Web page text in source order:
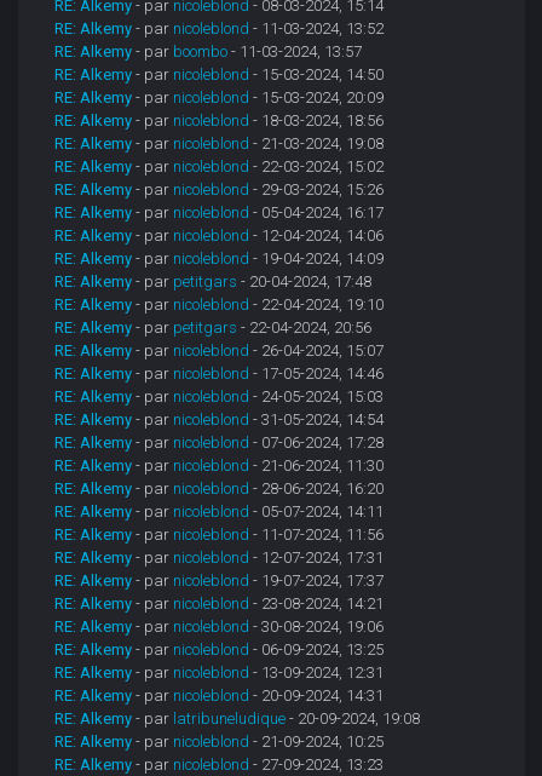
RE: Alkemy - par nicoleblond - 08-03-2024, 15:14
RE: Alkemy - par nicoleblond - 11-03-2024, 13:52
RE: Alkemy - par boombo - 11-03-2024, 13:57
RE: Alkemy - par nicoleblond - 15-03-2024, 14:50
RE: Alkemy - par nicoleblond - 15-03-2024, 20:09
RE: Alkemy - par nicoleblond - 18-03-2024, 18:56
RE: Alkemy - par nicoleblond - 21-03-2024, 19:08
RE: Alkemy - par nicoleblond - 22-03-2024, 15:02
RE: Alkemy - par nicoleblond - 29-03-2024, 15:26
RE: Alkemy - par nicoleblond - 05-04-2024, 16:17
RE: Alkemy - par nicoleblond - 12-04-2024, 14:06
RE: Alkemy - par nicoleblond - 19-04-2024, 14:09
RE: Alkemy - par petitgars - 20-04-2024, 17:48
RE: Alkemy - par nicoleblond - 22-04-2024, 19:10
RE: Alkemy - par petitgars - 22-04-2024, 20:56
RE: Alkemy - par nicoleblond - 26-04-2024, 15:07
RE: Alkemy - par nicoleblond - 17-05-2024, 14:46
RE: Alkemy - par nicoleblond - 24-05-2024, 15:03
RE: Alkemy - par nicoleblond - 31-05-2024, 14:54
RE: Alkemy - par nicoleblond - 07-06-2024, 17:28
RE: Alkemy - par nicoleblond - 21-06-2024, 11:30
RE: Alkemy - par nicoleblond - 28-06-2024, 16:20
RE: Alkemy - par nicoleblond - 05-07-2024, 14:11
RE: Alkemy - par nicoleblond - 11-07-2024, 11:56
RE: Alkemy - par nicoleblond - 12-07-2024, 17:31
RE: Alkemy - par nicoleblond - 19-07-2024, 17:37
RE: Alkemy - par nicoleblond - 23-08-2024, 14:21
RE: Alkemy - par nicoleblond - 30-08-2024, 19:06
RE: Alkemy - par nicoleblond - 06-09-2024, 13:25
RE: Alkemy - par nicoleblond - 13-09-2024, 12:31
RE: Alkemy - par nicoleblond - 20-09-2024, 14:31
RE: Alkemy - par latribuneludique - 20-09-2024, 19:08
RE: Alkemy - par nicoleblond - 21-09-2024, 10:25
RE: Alkemy - par nicoleblond - 27-09-2024, 13:23